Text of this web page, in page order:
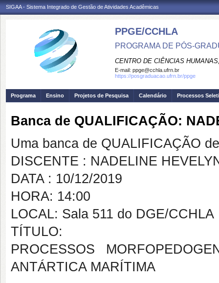
SIGAA - Sistema Integrado de Gestão de Atividades Acadêmicas
PPGE/CCHLA
PROGRAMA DE PÓS-
CENTRO DE CIÊNCIAS
E-mail: ppge@cchla.ufrn.br
https://posgraduacao.ufrn.br/ppge
Programa Ensino Projetos de Pesquisa Calendário Processos
Banca de QUALIFICAÇÃO:
Uma banca de QUALIFICAÇÃO
DISCENTE : NADELINE
DATA : 10/12/2019
HORA: 14:00
LOCAL: Sala 511 do DGE/CCHLA
TÍTULO:
PROCESSOS
ANTÁRTICA MARÍTIMA